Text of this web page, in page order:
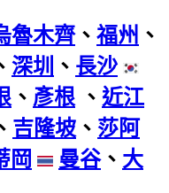
魯木齊、 福州 、
深圳 、 長沙
、 彥根 、 近江
吉隆坡 、 莎阿
岡 曼谷、 大